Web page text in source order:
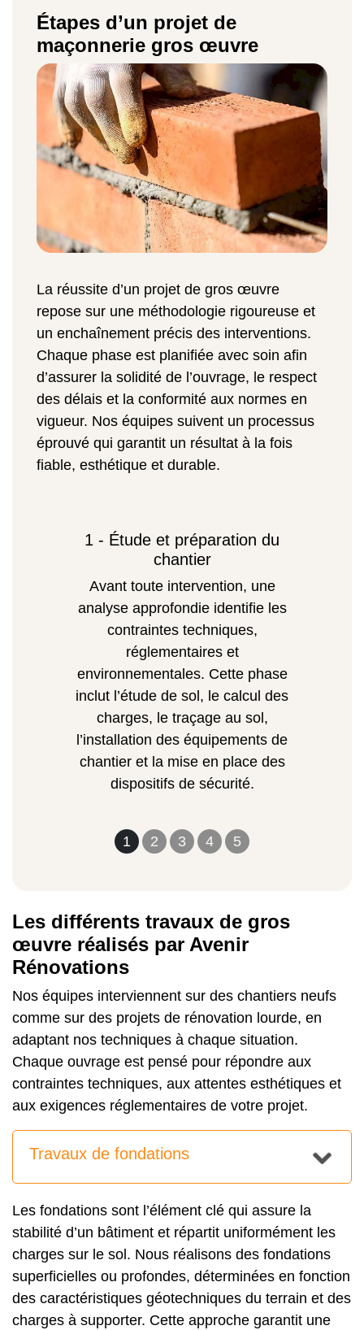
Étapes d’un projet de
maçonnerie gros œuvre
La réussite d’un projet de gros œuvre
repose sur une méthodologie rigoureuse et
un enchaînement précis des interventions.
Chaque phase est planifiée avec soin afin
d’assurer la solidité de l’ouvrage, le respect
des délais et la conformité aux normes en
vigueur. Nos équipes suivent un processus
éprouvé qui garantit un résultat à la fois
fiable, esthétique et durable.
1 2 3 4 5
1 - Étude et préparation du
chantier
Avant toute intervention, une
analyse approfondie identifie les
contraintes techniques,
réglementaires et
environnementales. Cette phase
inclut l’étude de sol, le calcul des
charges, le traçage au sol,
l’installation des équipements de
chantier et la mise en place des
dispositifs de sécurité.
Les différents travaux de gros
œuvre réalisés par Avenir
Rénovations
Nos équipes interviennent sur des chantiers neufs
comme sur des projets de rénovation lourde, en
adaptant nos techniques à chaque situation.
Chaque ouvrage est pensé pour répondre aux
contraintes techniques, aux attentes esthétiques et
aux exigences réglementaires de votre projet.
Travaux de fondations
Les fondations sont l’élément clé qui assure la
stabilité d’un bâtiment et répartit uniformément les
charges sur le sol. Nous réalisons des fondations
superficielles ou profondes, déterminées en fonction
des caractéristiques géotechniques du terrain et des
charges à supporter. Cette approche garantit une